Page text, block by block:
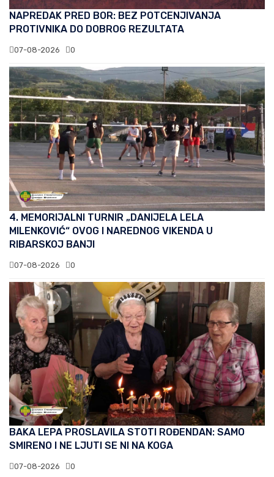
NAPREDAK PRED BOR: BEZ POTCENJIVANJA
PROTIVNIKA DO DOBROG REZULTATA
07-08-2026 0
4. MEMORIJALNI TURNIR „DANIJELA LELA
MILENKOVIĆ“ OVOG I NAREDNOG VIKENDA U
RIBARSKOJ BANJI
07-08-2026 0
BAKA LEPA PROSLAVILA STOTI ROĐENDAN: SAMO
SMIRENO I NE LJUTI SE NI NA KOGA
07-08-2026 0